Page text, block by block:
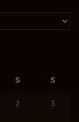
S S
2 3